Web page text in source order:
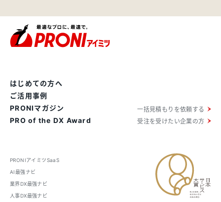
PRONIアイミツSaaS
AI最強ナビ
業界DX最強ナビ
人事DX最強ナビ
はじめての方へ
ご活用事例
PRONIマガジン
PRO of the DX Award
一括見積もりを依頼する
受注を受けたい企業の方